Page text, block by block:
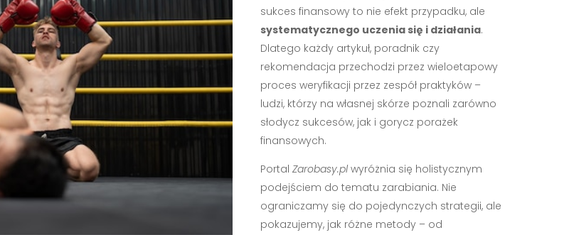
sukces finansowy to nie efekt przypadku, ale
systematycznego uczenia się i działania.
Dlatego każdy artykuł, poradnik czy
rekomendacja przechodzi przez wieloetapowy
proces weryfikacji przez zespół praktyków –
ludzi, którzy na własnej skórze poznali zarówno
słodycz sukcesów, jak i gorycz porażek
finansowych.
Portal Zarobasy.plwyróżnia się holistycznym
podejściem do tematu zarabiania. Nie
ograniczamy się do pojedynczych strategii, ale
pokazujemy, jak różne metody – od